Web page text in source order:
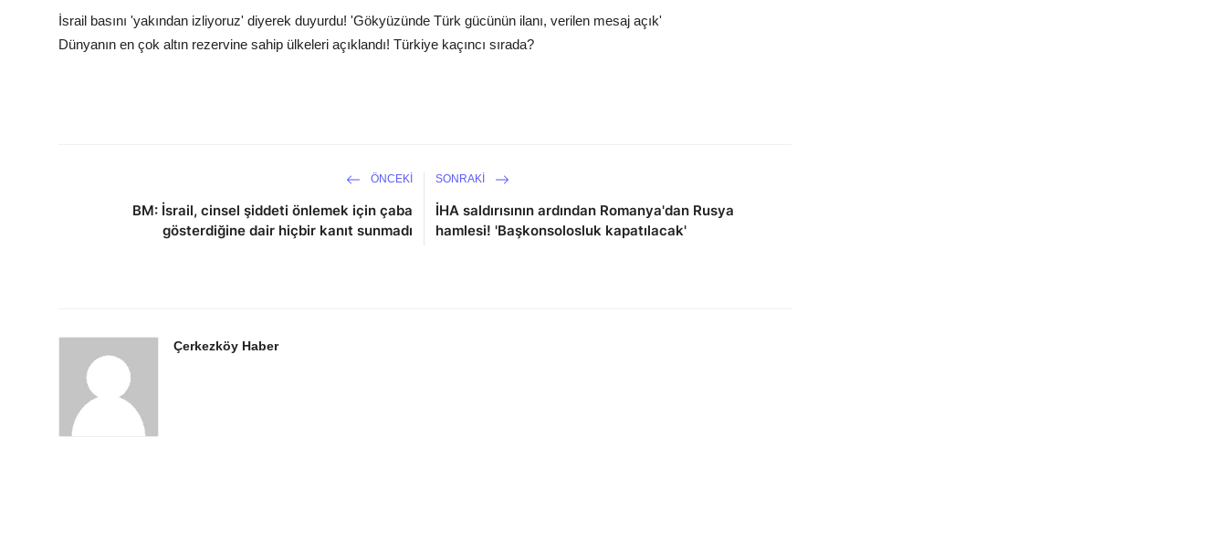
İsrail basını 'yakından izliyoruz' diyerek duyurdu! 'Gökyüzünde Türk gücünün ilanı, verilen mesaj açık'
Dünyanın en çok altın rezervine sahip ülkeleri açıklandı! Türkiye kaçıncı sırada?
ÖNCEKI
BM: İsrail, cinsel şiddeti önlemek için çaba
gösterdiğine dair hiçbir kanıt sunmadı
SONRAKI
İHA saldırısının ardından Romanya'dan Rusya
hamlesi! 'Başkonsolosluk kapatılacak'
Çerkezköy Haber